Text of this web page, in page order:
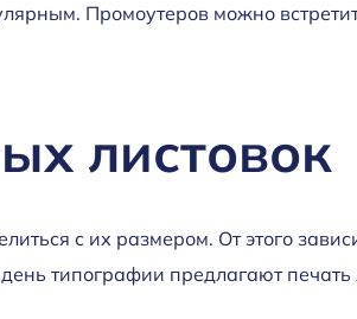
Промоутеров можно
листовок
с их размером. От этого
типографии предлагают печать